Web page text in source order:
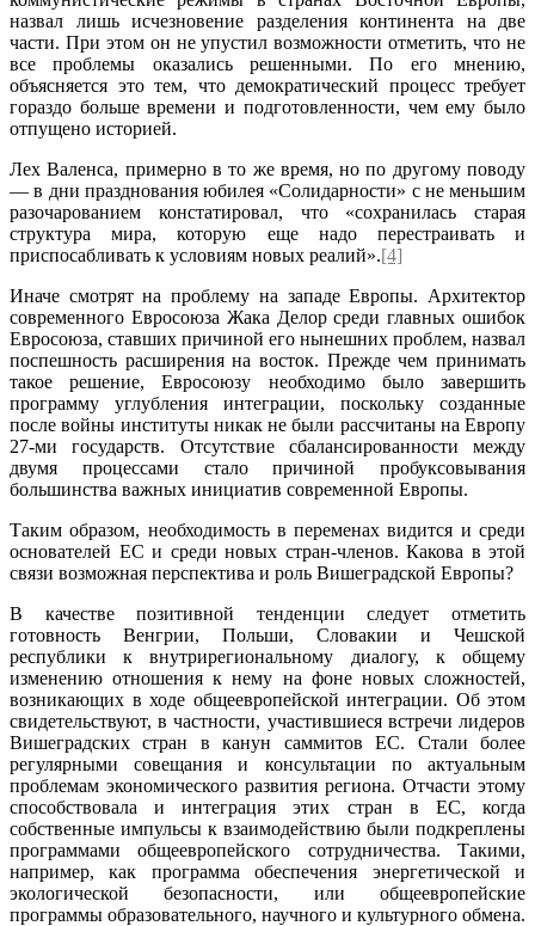
назвал лишь исчезновение разделения континента на две
части. При этом он не упустил возможности отметить, что не
все проблемы оказались решенными. По его мнению,
объясняется это тем, что демократический процесс требует
гораздо больше времени и подготовленности, чем ему было
отпущено историей.
Лех Валенса, примерно в то же время, но по другому поводу
— в дни празднования юбилея «Солидарности» с не меньшим
разочарованием констатировал, что «сохранилась старая
структура мира, которую еще надо перестраивать и
приспосабливать к условиям новых реалий».[4]
Иначе смотрят на проблему на западе Европы. Архитектор
современного Евросоюза Жака Делор среди главных ошибок
Евросоюза, ставших причиной его нынешних проблем, назвал
поспешность расширения на восток. Прежде чем принимать
такое решение, Евросоюзу необходимо было завершить
программу углубления интеграции, поскольку созданные
после войны институты никак не были рассчитаны на Европу
27-ми государств. Отсутствие сбалансированности между
двумя процессами стало причиной пробуксовывания
большинства важных инициатив современной Европы.
Таким образом, необходимость в переменах видится и среди
основателей ЕС и среди новых стран-членов. Какова в этой
связи возможная перспектива и роль Вишеградской Европы?
В качестве позитивной тенденции следует отметить
готовность Венгрии, Польши, Словакии и Чешской
республики к внутрирегиональному диалогу, к общему
изменению отношения к нему на фоне новых сложностей,
возникающих в ходе общеевропейской интеграции. Об этом
свидетельствуют, в частности, участившиеся встречи лидеров
Вишеградских стран в канун саммитов ЕС. Стали более
регулярными совещания и консультации по актуальным
проблемам экономического развития региона. Отчасти этому
способствовала и интеграция этих стран в ЕС, когда
собственные импульсы к взаимодействию были подкреплены
программами общеевропейского сотрудничества. Такими,
например, как программа обеспечения энергетической и
экологической безопасности, или общеевропейские
программы образовательного, научного и культурного обмена.